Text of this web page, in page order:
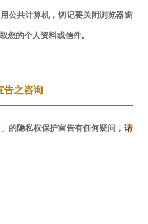
公共计算机，切记要关闭浏览器窗
您的个人资料或信件。
告之咨询
的隐私权保护宣告有任何疑问， 请